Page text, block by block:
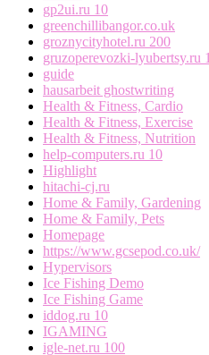
gp2ui.ru 10
greenchillibangor.co.uk
groznycityhotel.ru 200
gruzoperevozki-lyubertsy.ru
guide
hausarbeit ghostwriting
Health & Fitness, Cardio
Health & Fitness, Exercise
Health & Fitness, Nutrition
help-computers.ru 10
Highlight
hitachi-cj.ru
Home & Family, Gardening
Home & Family, Pets
Homepage
https://www.gcsepod.co.uk/
Hypervisors
Ice Fishing Demo
Ice Fishing Game
iddog.ru 10
IGAMING
igle-net.ru 100